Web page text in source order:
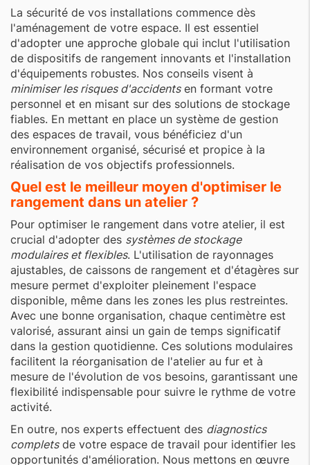
La sécurité de vos installations commence dès
l'aménagement de votre espace. Il est essentiel
d'adopter une approche globale qui inclut l'utilisation
de dispositifs de rangement innovants et l'installation
d'équipements robustes. Nos conseils visent à
minimiser les risques d'accidentsen formant votre
personnel et en misant sur des solutions de stockage
fiables. En mettant en place un système de gestion
des espaces de travail, vous bénéficiez d'un
environnement organisé, sécurisé et propice à la
réalisation de vos objectifs professionnels.
Quel est le meilleur moyen d'optimiser le
rangement dans un atelier ?
Pour optimiser le rangement dans votre atelier, il est
crucial d'adopter des systèmes de stockage
modulaires et flexibles. L'utilisation de rayonnages
ajustables, de caissons de rangement et d'étagères sur
mesure permet d'exploiter pleinement l'espace
disponible, même dans les zones les plus restreintes.
Avec une bonne organisation, chaque centimètre est
valorisé, assurant ainsi un gain de temps significatif
dans la gestion quotidienne. Ces solutions modulaires
facilitent la réorganisation de l'atelier au fur et à
mesure de l'évolution de vos besoins, garantissant une
flexibilité indispensable pour suivre le rythme de votre
activité.
En outre, nos experts effectuent des diagnostics
completsde votre espace de travail pour identifier les
opportunités d'amélioration. Nous mettons en œuvre